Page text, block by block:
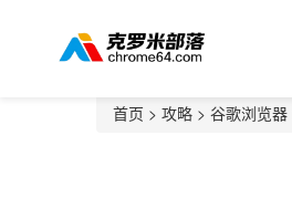
首页 > 攻略 > 谷歌浏览器